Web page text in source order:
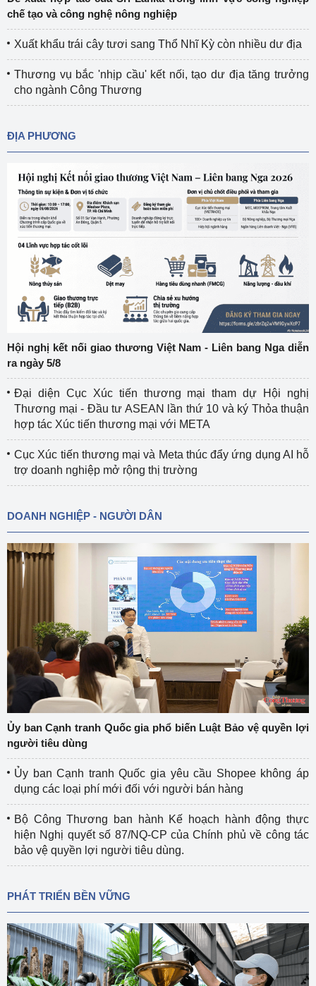
chế tạo và công nghệ nông nghiệp
Xuất khẩu trái cây tươi sang Thổ Nhĩ Kỳ còn nhiều dư địa
Thương vụ bắc 'nhịp cầu' kết nối, tạo dư địa tăng trưởng
cho ngành Công Thương
ĐỊA PHƯƠNG
Hội nghị kết nối giao thương Việt Nam - Liên bang Nga diễn
ra ngày 5/8
Đại diện Cục Xúc tiến thương mại tham dự Hội nghị
Thương mại - Đầu tư ASEAN lần thứ 10 và ký Thỏa thuận
hợp tác Xúc tiến thương mại với META
Cục Xúc tiến thương mại và Meta thúc đẩy ứng dụng AI hỗ
trợ doanh nghiệp mở rộng thị trường
DOANH NGHIỆP - NGƯỜI DÂN
Ủy ban Cạnh tranh Quốc gia phổ biến Luật Bảo vệ quyền lợi
người tiêu dùng
Ủy ban Cạnh tranh Quốc gia yêu cầu Shopee không áp
dụng các loại phí mới đối với người bán hàng
Bộ Công Thương ban hành Kế hoạch hành động thực
hiện Nghị quyết số 87/NQ-CP của Chính phủ về công tác
bảo vệ quyền lợi người tiêu dùng.
PHÁT TRIỂN BỀN VỮNG